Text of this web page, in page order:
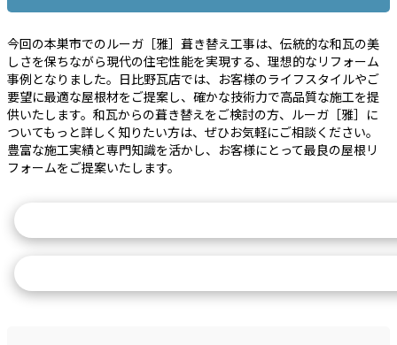
今回の本巣市でのルーガ［雅］葺き替え工事は、伝統的な和瓦の美
しさを保ちながら現代の住宅性能を実現する、理想的なリフォーム
事例となりました。日比野瓦店では、お客様のライフスタイルやご
要望に最適な屋根材をご提案し、確かな技術力で高品質な施工を提
供いたします。和瓦からの葺き替えをご検討の方、ルーガ［雅］に
ついてもっと詳しく知りたい方は、ぜひお気軽にご相談ください。
豊富な施工実績と専門知識を活かし、お客様にとって最良の屋根リ
フォームをご提案いたします。